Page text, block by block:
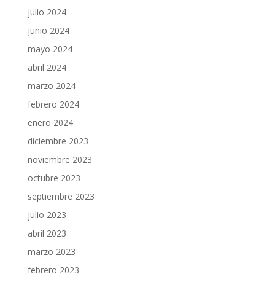
julio 2024
junio 2024
mayo 2024
abril 2024
marzo 2024
febrero 2024
enero 2024
diciembre 2023
noviembre 2023
octubre 2023
septiembre 2023
julio 2023
abril 2023
marzo 2023
febrero 2023